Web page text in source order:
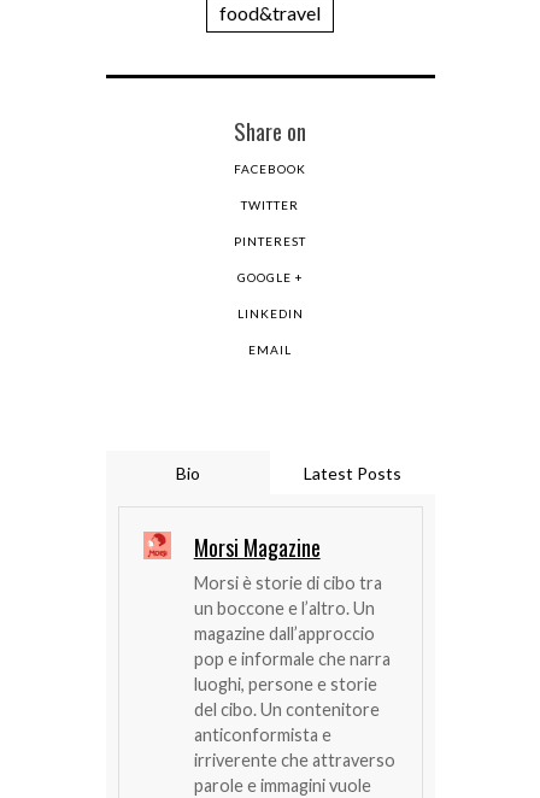
food&travel
Share on
FACEBOOK
TWITTER
PINTEREST
GOOGLE +
LINKEDIN
EMAIL
Bio Latest Posts
Morsi Magazine
Morsi è storie di cibo tra
un boccone e l’altro. Un
magazine dall’approccio
pop e informale che narra
luoghi, persone e storie
del cibo. Un contenitore
anticonformista e
irriverente che attraverso
parole e immagini vuole